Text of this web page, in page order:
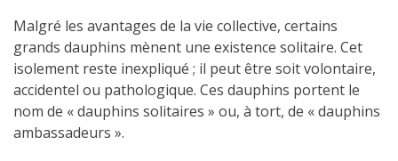
Malgré les avantages de la vie collective, certains
grands dauphins mènent une existence solitaire. Cet
isolement reste inexpliqué ; il peut être soit volontaire,
accidentel ou pathologique. Ces dauphins portent le
nom de « dauphins solitaires » ou, à tort, de « dauphins
ambassadeurs ».